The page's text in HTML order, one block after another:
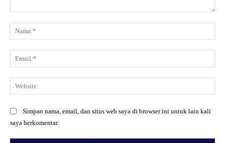
Simpan nama, email, dan situs web saya di browser ini untuk lain kali
saya berkomentar.